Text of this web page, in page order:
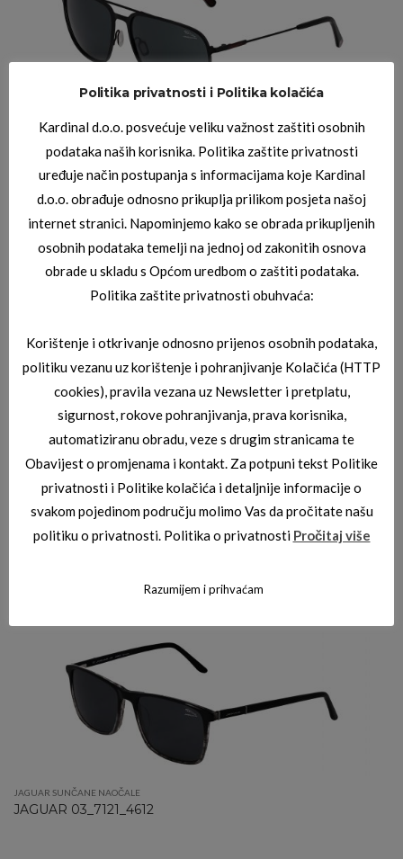
JAGUAR SUNČANE NAOČALE ,JAGUAR SUNČANE NAOČALE
JAGUAR 03_7815_6100
JAGUAR SUNČANE NAOČALE
37250 8840
JAGUAR SUNČANE NAOČALE
JAGUAR 03_7121_4612
Politika privatnosti i Politika kolačića
Kardinal d.o.o. posvećuje veliku važnost zaštiti osobnih
podataka naših korisnika. Politika zaštite privatnosti
uređuje način postupanja s informacijama koje Kardinal
d.o.o. obrađuje odnosno prikuplja prilikom posjeta našoj
internet stranici. Napominjemo kako se obrada prikupljenih
osobnih podataka temelji na jednoj od zakonitih osnova
obrade u skladu s Općom uredbom o zaštiti podataka.
Politika zaštite privatnosti obuhvaća:
Korištenje i otkrivanje odnosno prijenos osobnih podataka,
politiku vezanu uz korištenje i pohranjivanje Kolačića (HTTP
cookies), pravila vezana uz Newsletter i pretplatu,
sigurnost, rokove pohranjivanja, prava korisnika,
automatiziranu obradu, veze s drugim stranicama te
Obavijest o promjenama i kontakt. Za potpuni tekst Politike
privatnosti i Politike kolačića i detaljnije informacije o
svakom pojedinom području molimo Vas da pročitate našu
politiku o privatnosti. Politika o privatnosti Pročitaj više
Razumijem i prihvaćam